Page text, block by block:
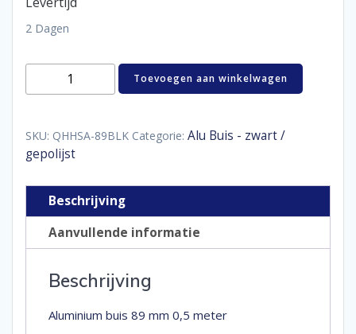
2 Dagen
Aluminium
0,5
meter
aantal
Toevoegen aan winkelwagen
SKU: QHHSA-89BLK Categorie: Alu Buis - zwart /
gepolijst
Beschrijving
Aanvullende informatie
Beschrijving
Aluminium buis 89 mm 0,5 meter